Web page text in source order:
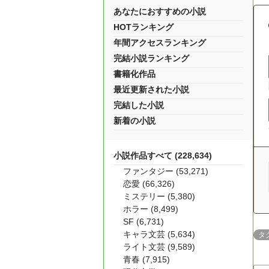
タ
あなたにおすすめの小説
HOTランキング
年間アクセスランキング
完結小説ランキング
書籍化作品
最近更新された小説
完結した小説
新着の小説
小説作品すべて (228,634)
ファンタジー (53,271)
恋愛 (66,326)
ミステリー (5,380)
ホラー (8,499)
SF (6,731)
キャラ文芸 (5,634)
ライト文芸 (9,589)
青春 (7,915)